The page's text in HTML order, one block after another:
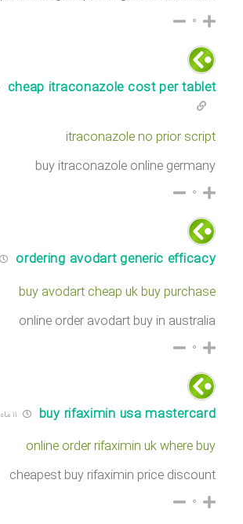
۰
cheap itraconazole cost per tablet
itraconazole no prior script
buy itraconazole online germany
۰
ordering avodart generic efficacy
buy avodart cheap uk buy purchase
online order avodart buy in australia
۰
buy rifaximin usa mastercard
online order rifaximin uk where buy
cheapest buy rifaximin price discount
۰